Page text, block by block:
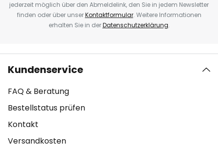
jederzeit möglich über den Abmeldelink, den Sie in jedem Newsletter
finden oder über unserKontaktformular. Weitere Informationen
erhalten Sie in derDatenschutzerklärung.
Kundenservice
FAQ & Beratung
Bestellstatus prüfen
Kontakt
Versandkosten